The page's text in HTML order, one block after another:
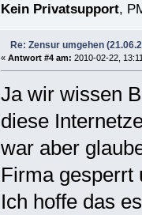
Kein Privatsupport,
Re: Zensur umgehen
« Antwort #4 am: 2010-02-22,
Ja wir wissen
diese
war aber
Firma gesperrt
Ich hoffe das